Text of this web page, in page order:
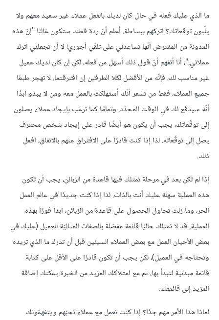
ما الذي عليك فعله في حال كان لديك بالفعل عملاء غير سعيد معهم ولا
يلّبون توقعاتك؟ اتركهم ببساطة. أعلم أنّ ردة فعلك ستكون غالبًا "إنّ هذه
المدونة من المفترض أنّها تساعدني على تلقّي أجوري! لا أن تجعلني اترك
عملائي!"، أنا أتفهم أنّ قول ذلك أسهل من فعله، لكن إن كان لديك عميل
غير مناسب لك، فإنّه من الأفضل لكلا الطرفين إن افترقتما. لا تهجر طبعًا
جميع العملاء، فقط من تشعر أنّك اُستهلكت بالعمل معه ومن لا يبدو ابدًا
أنّه سيدفع لك في الوقت المحدّد. وتمامًا كما ترغب بإيجاد عملاء يصلون
إلى توقّعاتك، يجب أن يكون هو أيضًا قادر على إيجاد شخص محترف
يصل إلى توقّعاته. لذا إذا كنت قادرًا على الافتراق عنهم بالاتفاق، افعل
ذلك.
إذا لم تكن بعد في مرحلة تمتلك فيها قاعدة من الزبائن، يجب أن تكون
هذه العملية سهلة عليك أنت بالذات. لذا إذا كنت جديدًا في عالم العمل
الحر، وما زلت تحاول الحصول على قاعدة من الزبائن، ابدأ فورًا بهذه
العملية. قد لا تمتلك حاليًا قائمة مفصّلة بالصفات المثاليّة للعميل (عليك في
بعض الأحيان العمل مع بعض العملاء السيئين قبل أن تدرك ما الذي تريده
وتحتاجه في العميل)، لكن يجب أن تكون قادرًا على الأقل على كتابة
قائمة مبدئية لتبدأ بها، ثم مع امتلاكك المزيد من الخبرة يمكنك إضافة
المزيد إلى قائمتك.
لماذا هذا الأمر مهم جدًا؟ إذا كنت تعمل مع عملاء تحبّهم ويتفهمّونك